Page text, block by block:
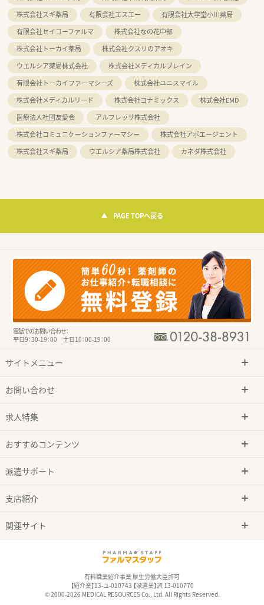
株式会社スギ薬局
有限会社エスエー
有限会社大学堂小川薬局
有限会社セイコーファルマ
株式会社なの花中部
株式会社トーカイ薬局
株式会社クスリのアオキ
ウエルシア薬局株式会社
株式会社メディカルブレイン
有限会社トーカイファーマシーズ
株式会社ユニスマイル
株式会社メディカルリード
株式会社コナミックス
株式会社EMD
医療法人社団友愛会
アルフレッサ株式会社
株式会社コミュニケーションファーマシー
株式会社アポエージェント
株式会社スギ薬局
ウエルシア薬局株式会社 カネダ株式会社
PAGE TOPへ戻る
電話でのお問い合わせ：
平日9：30-19：00 土日10：00-19：00
サイトメニュー
お問い合わせ
求人特集
おすすめコンテンツ
派遣サポート
支店紹介
関連サイト
有料職業紹介事業 厚生労働大臣許可
【紹介業】13-ユ-010743 【派遣業】派 13-010770
© 2000-2026 MEDICAL RESOURCES Co., Ltd. All Rights Reserved.